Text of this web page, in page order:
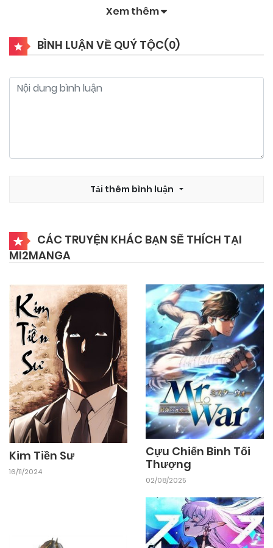
Xem thêm
BÌNH LUẬN VỀ QUÝ TỘC(0)
Tải thêm bình luận
CÁC TRUYỆN KHÁC BẠN SẼ THÍCH TẠI
MI2MANGA
Kim Tiền Sư
16/11/2024
Cựu Chiến Binh Tối
Thượng
02/08/2025